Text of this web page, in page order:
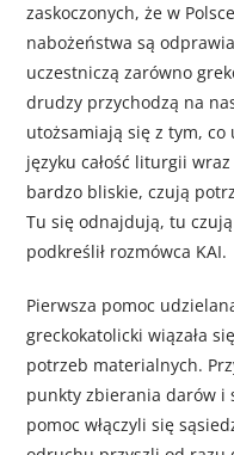
zaskoczonych, że w
nabożeństwa są
uczestniczą zarówno
drudzy przychodzą na
utożsamiają się z tym,
języku całość liturgii
bardzo bliskie, czują
Tu się odnajdują, tu
podkreślił rozmówca KAI.
Pierwsza pomoc
greckokatolicki wiązała
potrzeb materialnych.
punkty zbierania darów i
pomoc włączyli się